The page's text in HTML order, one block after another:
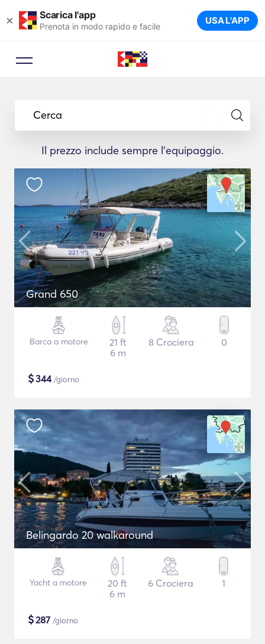
× Scarica l'app
Prenota in modo rapido e facile USA L'APP
Cerca
Il prezzo include sempre l'equipaggio.
Grand 650
Barca a motore
21 ft
6 m
8 Crociera 0
$344/giorno
Belingardo 20 walkaround
Yacht a motore
20 ft
6 m
6 Crociera 1
$287 /giorno